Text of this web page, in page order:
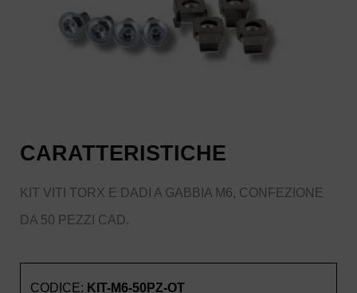
CARATTERISTICHE
KIT VITI TORX E DADI A GABBIA M6, CONFEZIONE
DA 50 PEZZI CAD.
CODICE: KIT-M6-50PZ-OT